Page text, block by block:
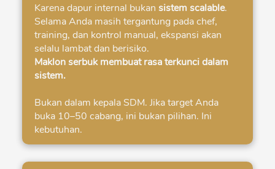
Karena dapur internal bukan sistem scalable.
Selama Anda masih tergantung pada chef,
training, dan kontrol manual, ekspansi akan
selalu lambat dan berisiko.
Maklon serbuk membuat rasa terkunci dalam
sistem.
Bukan dalam kepala SDM. Jika target Anda
buka 10–50 cabang, ini bukan pilihan. Ini
kebutuhan.